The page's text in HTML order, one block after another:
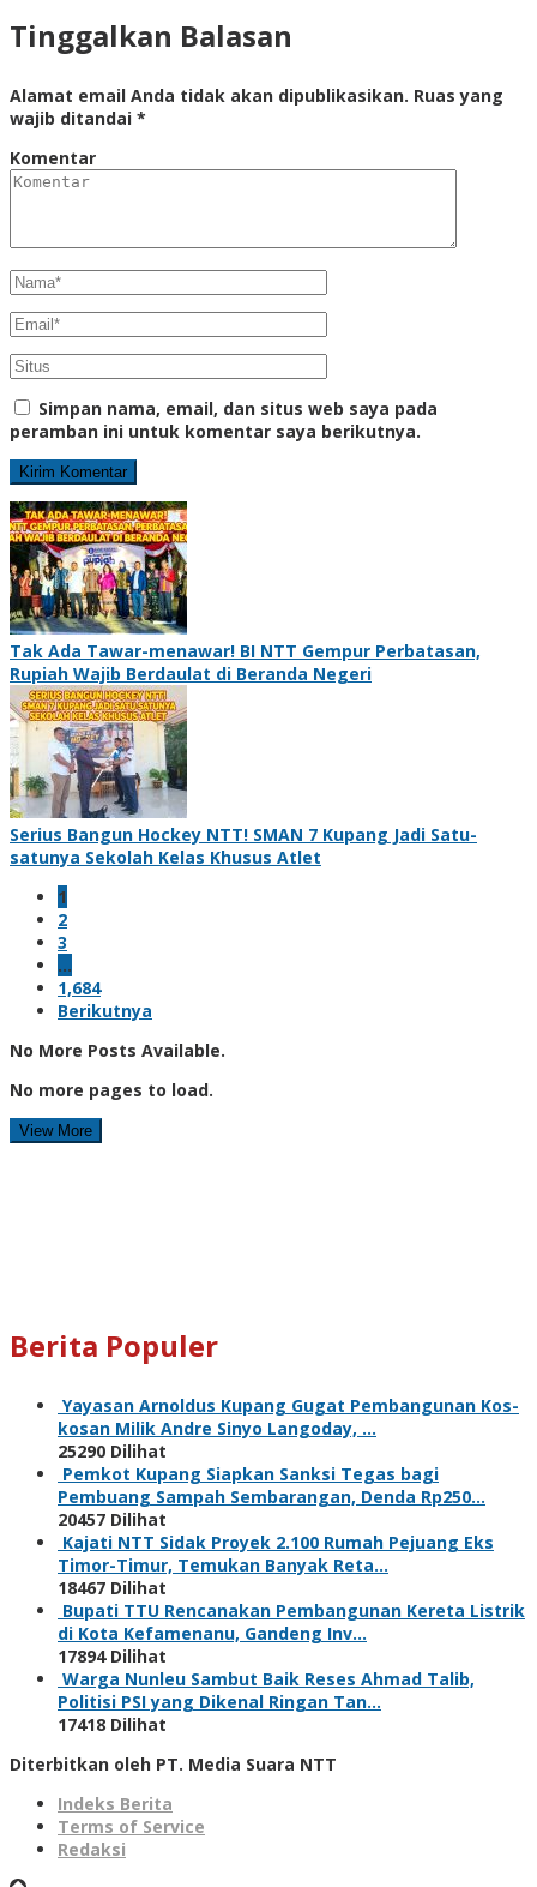
Tinggalkan Balasan
Alamat email Anda tidak akan dipublikasikan. Ruas yang
wajib ditandai *
Komentar
Simpan nama, email, dan situs web saya pada
peramban ini untuk komentar saya berikutnya.
Tak Ada Tawar-menawar! BI NTT Gempur Perbatasan,
Rupiah Wajib Berdaulat di Beranda Negeri
Serius Bangun Hockey NTT! SMAN 7 Kupang Jadi Satu-
satunya Sekolah Kelas Khusus Atlet
1
2
3
…
1,684
Berikutnya
No More Posts Available.
No more pages to load.
View More
Berita Populer
Yayasan Arnoldus Kupang Gugat Pembangunan Kos-
kosan Milik Andre Sinyo Langoday, …
25290 Dilihat
Pemkot Kupang Siapkan Sanksi Tegas bagi
Pembuang Sampah Sembarangan, Denda Rp250…
20457 Dilihat
Kajati NTT Sidak Proyek 2.100 Rumah Pejuang Eks
Timor-Timur, Temukan Banyak Reta…
18467 Dilihat
Bupati TTU Rencanakan Pembangunan Kereta Listrik
di Kota Kefamenanu, Gandeng Inv…
17894 Dilihat
Warga Nunleu Sambut Baik Reses Ahmad Talib,
Politisi PSI yang Dikenal Ringan Tan…
17418 Dilihat
Diterbitkan oleh PT. Media Suara NTT
Indeks Berita
Terms of Service
Redaksi